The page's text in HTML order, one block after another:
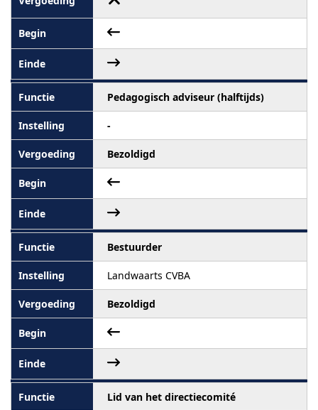
Pedagogisch adviseur (halftijds)
-
Bezoldigd
Bestuurder
Landwaarts CVBA
Bezoldigd
Lid van het directiecomité